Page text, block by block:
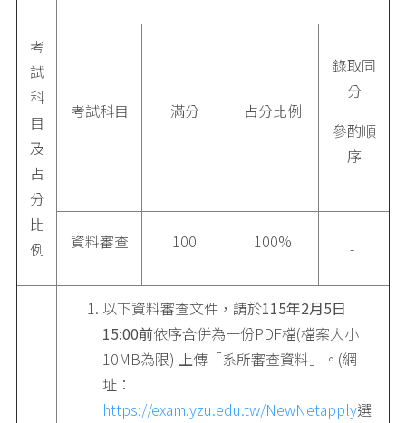
考
試
科
目
及
占
分
比
例
考試科目 滿分 占分比例
錄取同
分
參酌順
序
資料審查 100 100% -
以下資料審查文件，請於115年2月5日
15:00前依序合併為一份PDF檔(檔案大小
10MB為限) 上傳「系所審查資料」。(網
址：
https://exam.yzu.edu.tw/NewNetapply選